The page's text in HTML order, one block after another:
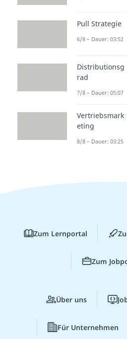
Pull Strategie
6/8 – Dauer: 03:52
Distributionsg
rad
7/8 – Dauer: 05:07
Vertriebsmark
eting
8/8 – Dauer: 03:25
Zum Lernportal
Zum
Über uns
Für Unternehmen